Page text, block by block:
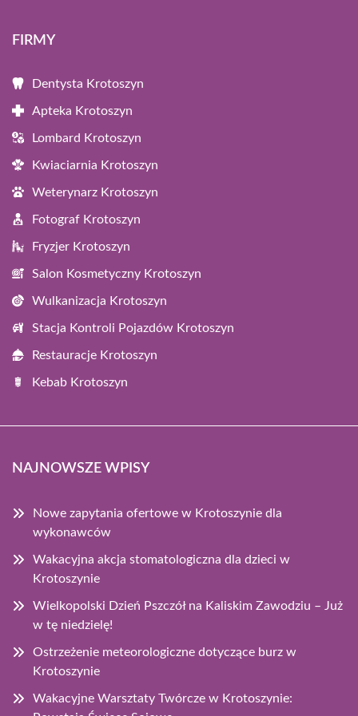
FIRMY
Dentysta Krotoszyn
Apteka Krotoszyn
Lombard Krotoszyn
Kwiaciarnia Krotoszyn
Weterynarz Krotoszyn
Fotograf Krotoszyn
Fryzjer Krotoszyn
Salon Kosmetyczny Krotoszyn
Wulkanizacja Krotoszyn
Stacja Kontroli Pojazdów Krotoszyn
Restauracje Krotoszyn
Kebab Krotoszyn
NAJNOWSZE WPISY
Nowe zapytania ofertowe w Krotoszynie dla
wykonawców
Wakacyjna akcja stomatologiczna dla dzieci w
Krotoszynie
Wielkopolski Dzień Pszczół na Kaliskim Zawodziu – Już
w tę niedzielę!
Ostrzeżenie meteorologiczne dotyczące burz w
Krotoszynie
Wakacyjne Warsztaty Twórcze w Krotoszynie: